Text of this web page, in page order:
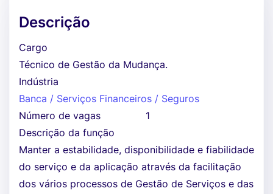
Descrição
Cargo
Técnico de Gestão da Mudança.
Indústria
Banca / Serviços Financeiros / Seguros
Número de vagas
1
Descrição da função
Manter a estabilidade, disponibilidade e fiabilidade
do serviço e da aplicação através da facilitação
dos vários processos de Gestão de Serviços e das